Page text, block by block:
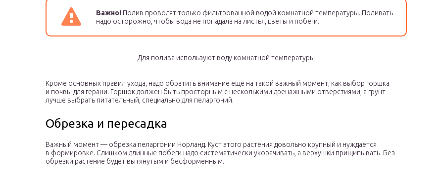
Важно! Полив проводят только фильтрованной водой комнатной температуры. Поливать
надо осторожно, чтобы вода не попадала на листья, цветы и побеги.
Для полива используют воду комнатной температуры
Кроме основных правил ухода, надо обратить внимание еще на такой важный момент, как выбор горшка
и почвы для герани. Горшок должен быть просторным с несколькими дренажными отверстиями, а грунт
лучше выбрать питательный, специально для пеларгоний.
Обрезка и пересадка
Важный момент — обрезка пеларгонии Норланд. Куст этого растения довольно крупный и нуждается
в формировке. Слишком длинные побеги надо систематически укорачивать, а верхушки прищипывать. Без
обрезки растение будет вытянутым и бесформенным.